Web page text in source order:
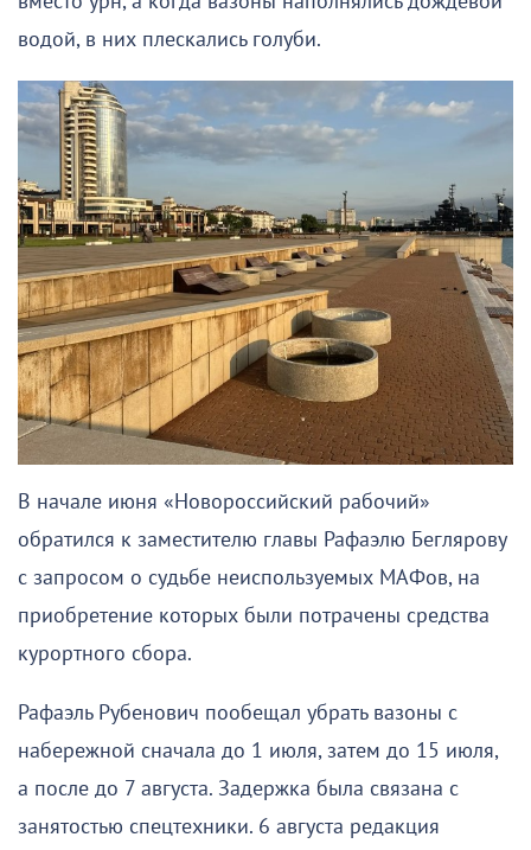
водой, в них плескались голуби.
В начале июня «Новороссийский рабочий»
обратился к заместителю главы Рафаэлю Беглярову
с запросом о судьбе неиспользуемых МАФов, на
приобретение которых были потрачены средства
курортного сбора.
Рафаэль Рубенович пообещал убрать вазоны с
набережной сначала до 1 июля, затем до 15 июля,
а после до 7 августа. Задержка была связана с
занятостью спецтехники. 6 августа редакция